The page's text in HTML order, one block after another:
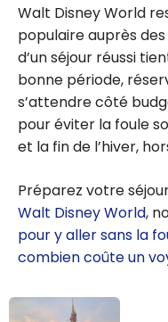
Walt Disney World
populaire auprès
d’un séjour réussi
bonne période,
s’attendre côté
pour éviter la foule
et la fin de l’hiver,
Préparez votre
Walt Disney World,
pour y aller sans la
combien coûte un